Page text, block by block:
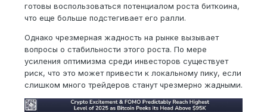
готовы воспользоваться потенциалом роста биткоина,
что еще больше подстегивает его ралли.
Однако чрезмерная жадность на рынке вызывает
вопросы о стабильности этого роста. По мере
усиления оптимизма среди инвесторов существует
риск, что это может привести к локальному пику, если
слишком много трейдеров станут чрезмерно жадными.